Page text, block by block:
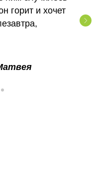
горит и хочет